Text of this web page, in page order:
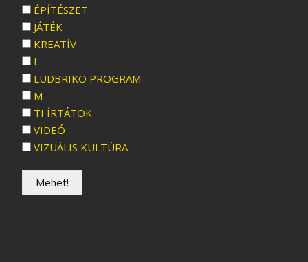
ÉPÍTÉSZET
JÁTÉK
KREATÍV
L
LUDBRIKO PROGRAM
M
TI ÍRTÁTOK
VIDEÓ
VIZUÁLIS KULTÚRA